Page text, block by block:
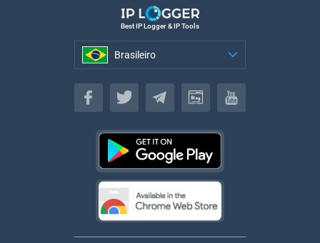
Best IP Logger & IP Tools
Brasileiro
Brasileiro